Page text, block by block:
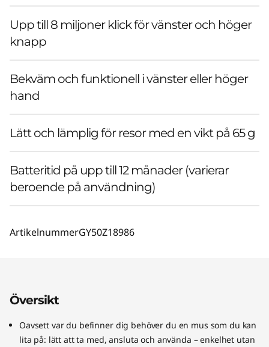
Upp till 8 miljoner klick för vänster och höger
knapp
Bekväm och funktionell i vänster eller höger
hand
Lätt och lämplig för resor med en vikt på 65 g
Batteritid på upp till 12 månader (varierar
beroende på användning)
ArtikelnummerGY50Z18986
Översikt
Oavsett var du befinner dig behöver du en mus som du kan
lita på: lätt att ta med, ansluta och använda – enkelhet utan